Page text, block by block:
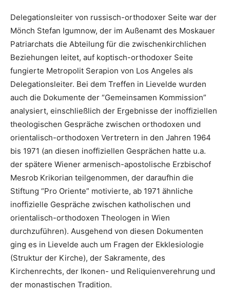
Delegationsleiter von russisch-orthodoxer Seite war der
Mönch Stefan Igumnow, der im Außenamt des Moskauer
Patriarchats die Abteilung für die zwischenkirchlichen
Beziehungen leitet, auf koptisch-orthodoxer Seite
fungierte Metropolit Serapion von Los Angeles als
Delegationsleiter. Bei dem Treffen in Lievelde wurden
auch die Dokumente der “Gemeinsamen Kommission”
analysiert, einschließlich der Ergebnisse der inoffiziellen
theologischen Gespräche zwischen orthodoxen und
orientalisch-orthodoxen Vertretern in den Jahren 1964
bis 1971 (an diesen inoffiziellen Gesprächen hatte u.a.
der spätere Wiener armenisch-apostolische Erzbischof
Mesrob Krikorian teilgenommen, der daraufhin die
Stiftung “Pro Oriente” motivierte, ab 1971 ähnliche
inoffizielle Gespräche zwischen katholischen und
orientalisch-orthodoxen Theologen in Wien
durchzuführen). Ausgehend von diesen Dokumenten
ging es in Lievelde auch um Fragen der Ekklesiologie
(Struktur der Kirche), der Sakramente, des
Kirchenrechts, der Ikonen- und Reliquienverehrung und
der monastischen Tradition.